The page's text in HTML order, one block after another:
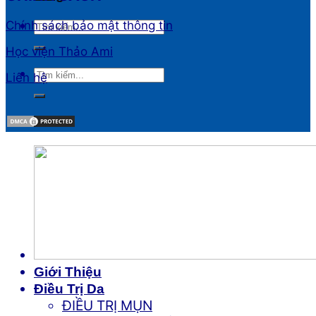
Chính sách bảo mật thông tin
Học viện Thảo Ami
Liên hệ
Giới Thiệu
Điều Trị Da
ĐIỀU TRỊ MỤN